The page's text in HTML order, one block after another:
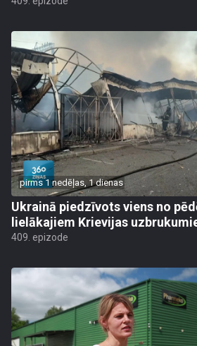
pirms 1 nedēļas, 1 dienas
Ukrainā piedzīvots viens no
lielākajiem Krievijas
409. epizode